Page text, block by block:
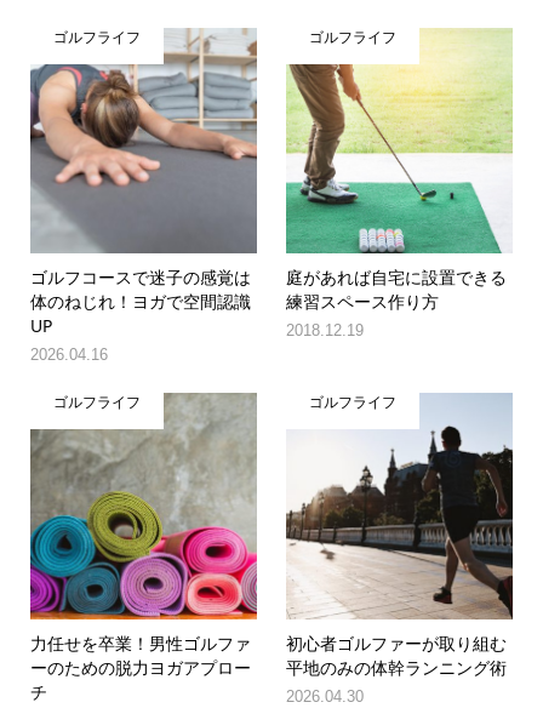
ゴルフライフ
ゴルフコースで迷子の感覚は
体のねじれ！ヨガで空間認識
UP
2026.04.16
ゴルフライフ
庭があれば自宅に設置できる
練習スペース作り方
2018.12.19
ゴルフライフ
力任せを卒業！男性ゴルファ
ーのための脱力ヨガアプロー
チ
ゴルフライフ
初心者ゴルファーが取り組む
平地のみの体幹ランニング術
2026.04.30